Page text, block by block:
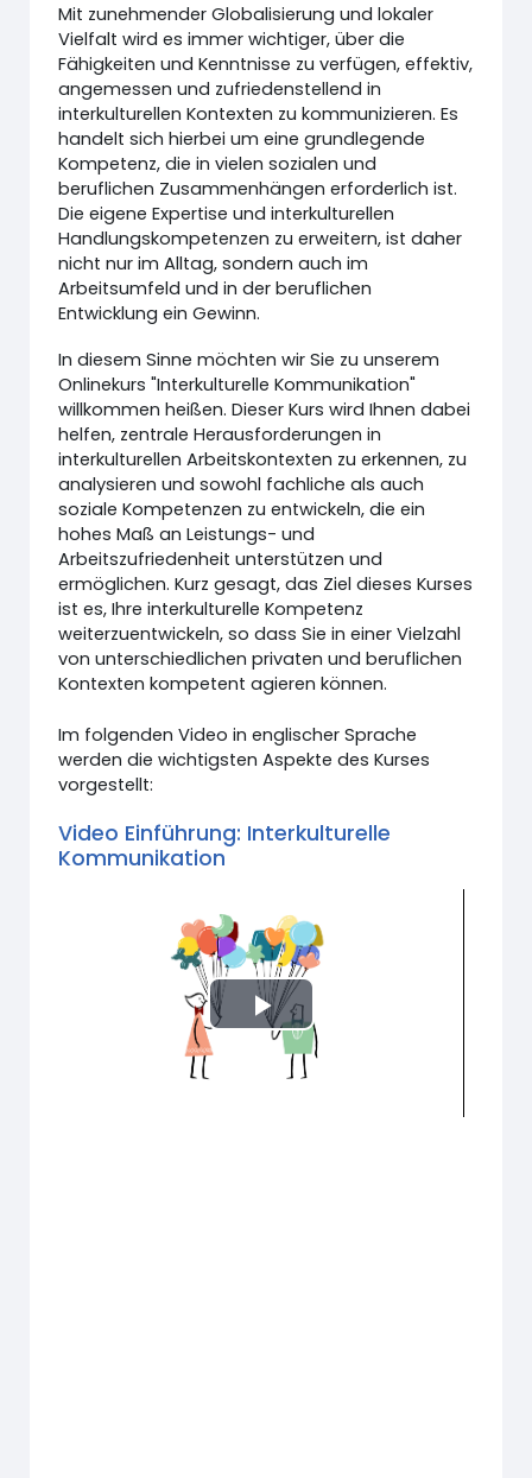
Mit zunehmender Globalisierung und lokaler
Vielfalt wird es immer wichtiger, über die
Fähigkeiten und Kenntnisse zu verfügen, effektiv,
angemessen und zufriedenstellend in
interkulturellen Kontexten zu kommunizieren. Es
handelt sich hierbei um eine grundlegende
Kompetenz, die in vielen sozialen und
beruflichen Zusammenhängen erforderlich ist.
Die eigene Expertise und interkulturellen
Handlungskompetenzen zu erweitern, ist daher
nicht nur im Alltag, sondern auch im
Arbeitsumfeld und in der beruflichen
Entwicklung ein Gewinn.
In diesem Sinne möchten wir Sie zu unserem
Onlinekurs "Interkulturelle Kommunikation"
willkommen heißen. Dieser Kurs wird Ihnen dabei
helfen, zentrale Herausforderungen in
interkulturellen Arbeitskontexten zu erkennen, zu
analysieren und sowohl fachliche als auch
soziale Kompetenzen zu entwickeln, die ein
hohes Maß an Leistungs- und
Arbeitszufriedenheit unterstützen und
ermöglichen. Kurz gesagt, das Ziel dieses Kurses
ist es, Ihre interkulturelle Kompetenz
weiterzuentwickeln, so dass Sie in einer Vielzahl
von unterschiedlichen privaten und beruflichen
Kontexten kompetent agieren können.
Im folgenden Video in englischer Sprache
werden die wichtigsten Aspekte des Kurses
vorgestellt:
Video Einführung: Interkulturelle
Kommunikation